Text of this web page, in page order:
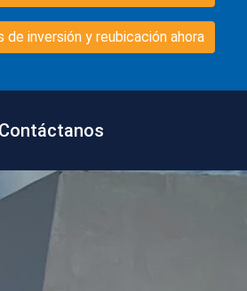
de inversión y reubicación ahora
Contáctanos